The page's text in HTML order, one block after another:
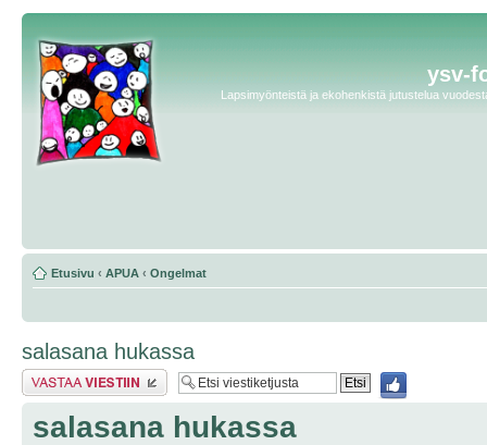
ysv-
Lapsimyönteistä ja ekohenkistä jutustelua
Etusivu ‹ APUA ‹ Ongelmat
salasana hukassa
Lähetä vastaus
salasana hukassa